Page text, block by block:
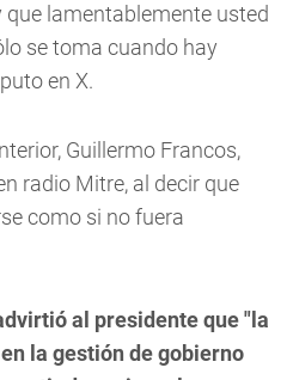
lamentablemente usted
se toma cuando hay
en X.
Guillermo Francos,
radio Mitre, al decir que
como si no fuera
al presidente que "la
la gestión de gobierno